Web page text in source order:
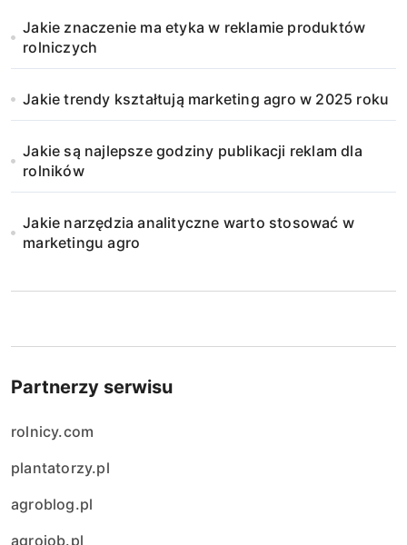
Jakie znaczenie ma etyka w reklamie produktów
rolniczych
Jakie trendy kształtują marketing agro w 2025 roku
Jakie są najlepsze godziny publikacji reklam dla
rolników
Jakie narzędzia analityczne warto stosować w
marketingu agro
Partnerzy serwisu
rolnicy.com
plantatorzy.pl
agroblog.pl
agrojob.pl